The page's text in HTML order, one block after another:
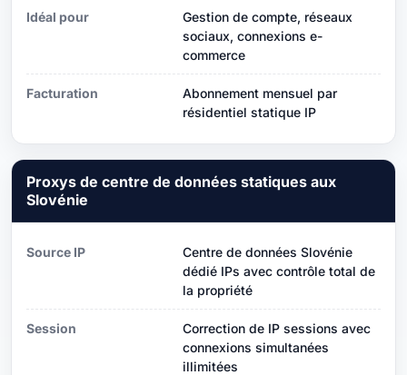
Idéal pour
Gestion de compte, réseaux
sociaux, connexions e-
commerce
Facturation
Abonnement mensuel par
résidentiel statique IP
Proxys de centre de données statiques aux
Slovénie
Source IP
Centre de données Slovénie
dédié IPs avec contrôle total de
la propriété
Session
Correction de IP sessions avec
connexions simultanées
illimitées